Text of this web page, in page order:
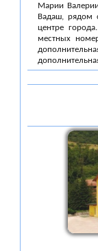
Марии
Вадаш, рядом
центре
местных